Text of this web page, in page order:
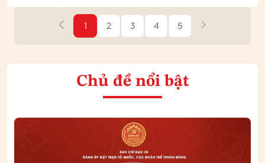
1 2 3 4 5
Chủ đề nổi bật